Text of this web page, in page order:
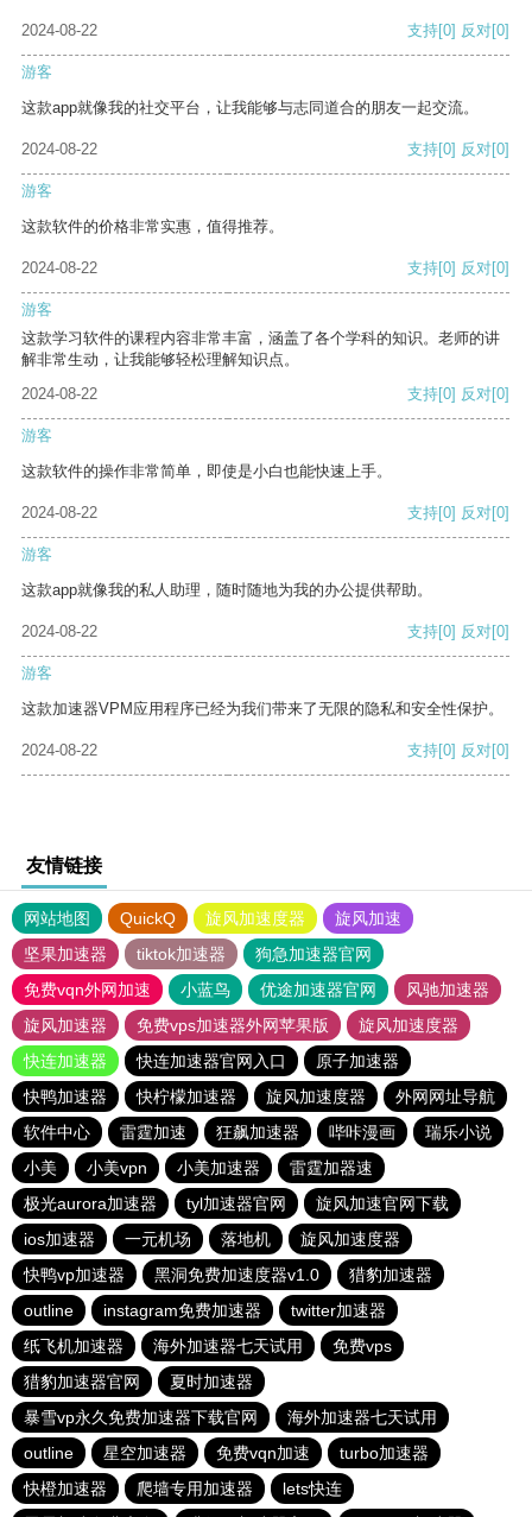
2024-08-22 支持[0] 反对[0]
游客
这款app就像我的社交平台，让我能够与志同道合的朋友一起交流。
2024-08-22 支持[0] 反对[0]
游客
这款软件的价格非常实惠，值得推荐。
2024-08-22 支持[0] 反对[0]
游客
这款学习软件的课程内容非常丰富，涵盖了各个学科的知识。老师的讲
解非常生动，让我能够轻松理解知识点。
2024-08-22
支持[0] 反对[0]
游客
这款软件的操作非常简单，即使是小白也能快速上手。
2024-08-22 支持[0] 反对[0]
游客
这款app就像我的私人助理，随时随地为我的办公提供帮助。
2024-08-22 支持[0] 反对[0]
游客
这款加速器VPM应用程序已经为我们带来了无限的隐私和安全性保护。
2024-08-22 支持[0] 反对[0]
友情链接
网站地图 QuickQ 旋风加速度器
旋风加速
坚果加速器
tiktok加速器
狗急加速器官网
免费vqn外网加速
小蓝鸟 优途加速器官网
风驰加速器
旋风加速器
免费vps加速器外网苹果版
旋风加速度器
快连加速器
快连加速器官网入口
原子加速器
快鸭加速器
快柠檬加速器 旋风加速度器
外网网址导航
软件中心
雷霆加速 狂飙加速器 哔咔漫画
瑞乐小说
小美
小美vpn 小美加速器
雷霆加器速
极光aurora加速器
tyl加速器官网
旋风加速官网下载
ios加速器
一元机场 落地机
旋风加速度器
快鸭vp加速器
黑洞免费加速度器v1.0
猎豹加速器
outline
instagram免费加速器
twitter加速器
纸飞机加速器
海外加速器七天试用
免费vps
猎豹加速器官网
夏时加速器
暴雪vp永久免费加速器下载官网
海外加速器七天试用
outline
星空加速器 免费vqn加速
turbo加速器
快橙加速器
爬墙专用加速器
lets快连